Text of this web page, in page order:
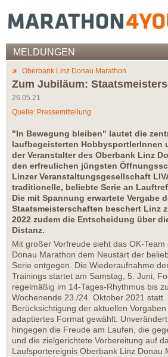
MELDUNGEN
Oberbank Linz Donau Marathon
Zum Jubiläum:
26.05.21
Quelle: Pressemitteilung
"In Bewegung bleiben" lautet die
laufbegeisterten HobbysportlerInnen
der Veranstalter des Oberbank Linz
den erfreulichen jüngsten
Linzer Veranstaltungsgesellschaft
traditionelle, beliebte Serie an
Die mit Spannung erwartete Vergabe
Staatsmeisterschaften beschert Linz
2022 zudem die Entscheidung über
Distanz.
Mit großer Vorfreude sieht das OK-
Donau Marathon dem Neustart der
Serie entgegen. Die Wiederaufnahme
Trainings startet am Samstag, 5. Juni,
regelmäßig im 14-Tages-Rhythmus bis
Wochenende 23./24. Oktober 2021 statt.
Berücksichtigung der aktuellen
adaptiertes Format gewählt.
hingegen die Freude am Laufen, die
und die zielgerichtete Vorbereitung auf
Laufsportereignis Oberbank Linz Donau